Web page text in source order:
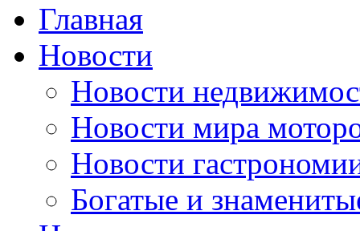
Главная
Новости
Новости
Новости мира
Новости
Богатые и